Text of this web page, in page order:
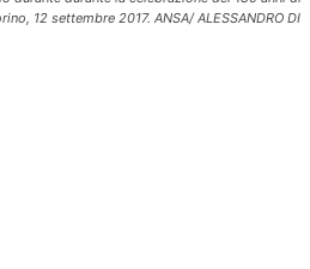
12 settembre 2017. ANSA/ ALESSANDRO DI